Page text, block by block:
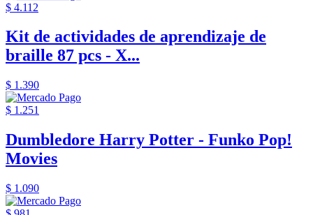
$ 4.112
Kit de actividades de aprendizaje de
braille 87 pcs - X...
$ 1.390
$ 1.251
Dumbledore Harry Potter - Funko Pop!
Movies
$ 1.090